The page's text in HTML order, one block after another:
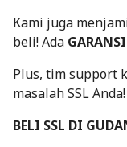
Kami juga
beli! Ada
Plus, tim support
masalah SSL Anda!
BELI SSL DI